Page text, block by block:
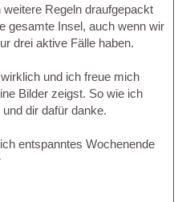
Regeln draufgepackt
gesamte Insel, auch wenn wir
drei aktive Fälle haben.
und ich freue mich
Bilder zeigst. So wie ich
dir dafür danke.
entspanntes Wochenende